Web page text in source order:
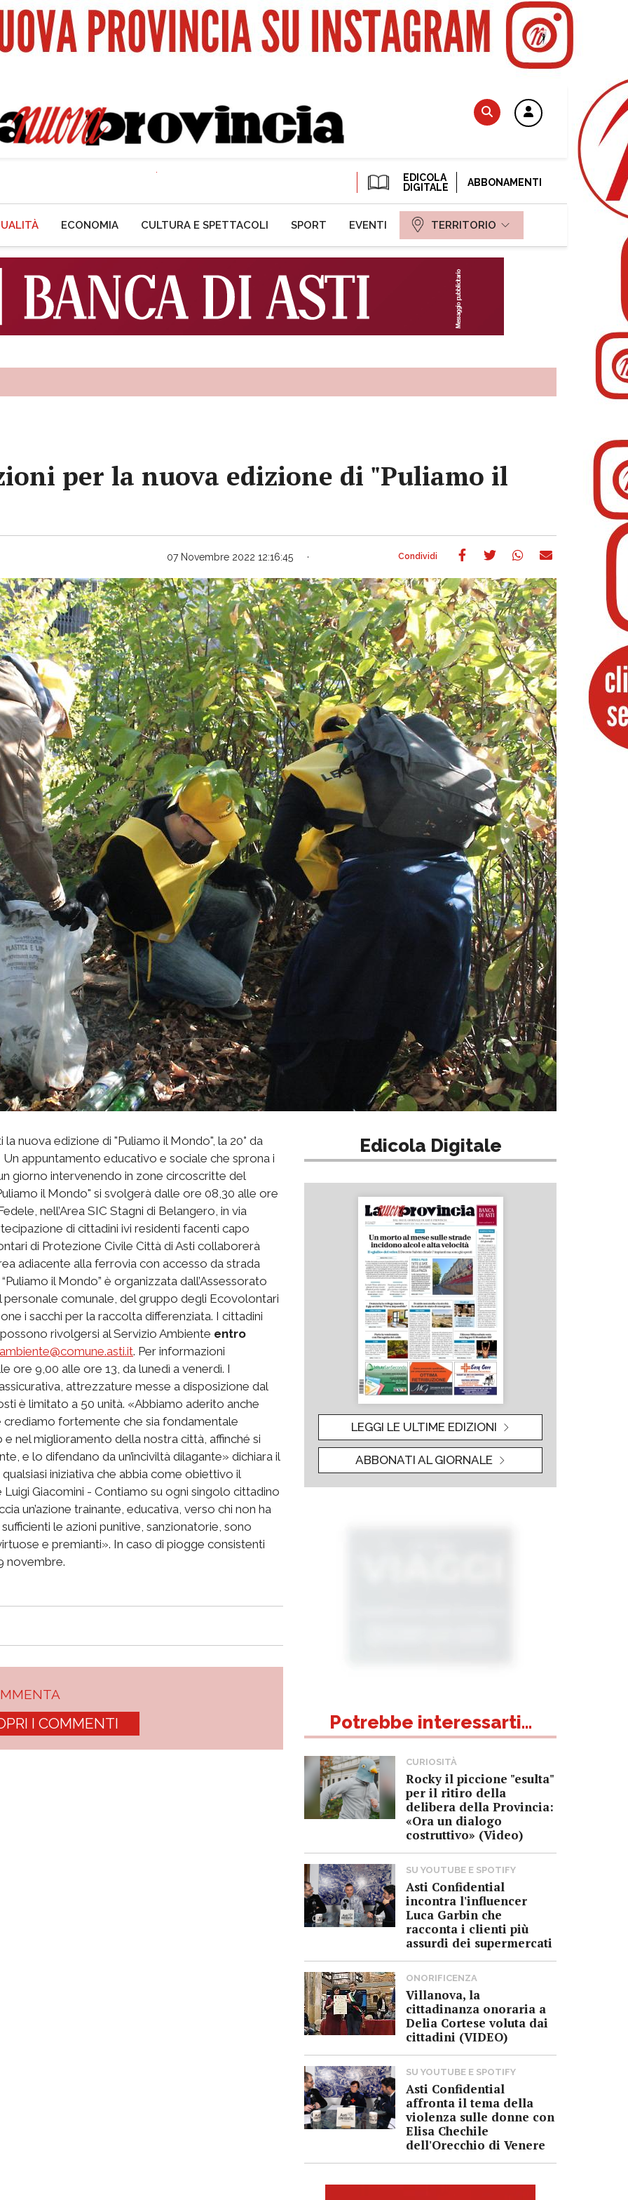
EDICOLA
DIGITALE
ABBONAMENTI
ECONOMIA CULTURA E SPETTACOLI SPORT EVENTI TERRITORIO
per la nuova edizione di "Puliamo il
07 Novembre 2022 12:16:45
nuova edizione di "Puliamo il Mondo", la 20° da
appuntamento educativo e sociale che sprona i
giorno intervenendo in zone circoscritte del
il Mondo" si svolgerà dalle ore 08,30 alle ore
nell’Area SIC Stagni di Belangero, in via
di cittadini ivi residenti facenti capo
di Protezione Civile Città di Asti collaborerà
adiacente alla ferrovia con accesso da strada
il Mondo” è organizzata dall’Assessorato
comunale, del gruppo degli Ecovolontari
i sacchi per la raccolta differenziata. I cittadini
rivolgersi al Servizio Ambiente entro
ambiente@comune.asti.it. Per informazioni
ore 9,00 alle ore 13, da lunedì a venerdì. I
attrezzature messe a disposizione dal
è limitato a 50 unità. «Abbiamo aderito anche
crediamo fortemente che sia fondamentale
nel miglioramento della nostra città, affinché si
e lo difendano da un’inciviltà dilagante» dichiara il
iniziativa che abbia come obiettivo il
Luigi Giacomini - Contiamo su ogni singolo cittadino
un’azione trainante, educativa, verso chi non ha
le azioni punitive, sanzionatorie, sono
e premianti». In caso di piogge consistenti
novembre.
I COMMENTI
Edicola Digitale
LEGGI LE ULTIME EDIZIONI
ABBONATI AL GIORNALE
Potrebbe interessarti...
CURIOSITÀ
Rocky il piccione "esulta"
per il ritiro della
delibera della Provincia:
«Ora un dialogo
costruttivo» (Video)
SU YOUTUBE E SPOTIFY
Asti Confidential
incontra l'influencer
Luca Garbin che
racconta i clienti più
assurdi dei supermercati
ONORIFICENZA
Villanova, la
cittadinanza onoraria a
Delia Cortese voluta dai
cittadini (VIDEO)
SU YOUTUBE E SPOTIFY
Asti Confidential
affronta il tema della
violenza sulle donne con
Elisa Chechile
dell'Orecchio di Venere